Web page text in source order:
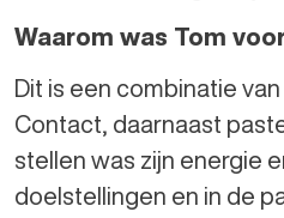
Waarom was Tom
Dit is een combinatie
Contact, daarnaast
stellen was zijn energie
doelstellingen en in de